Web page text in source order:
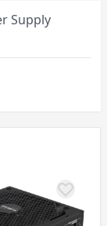
Supply